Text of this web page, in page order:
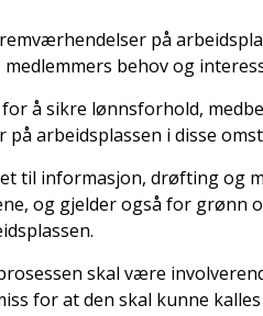
på
behov og
å sikre lønnsforhold,
arbeidsplassen i disse
til informasjon, drøfting og
og gjelder også for grønn
skal være
for at den skal kunne